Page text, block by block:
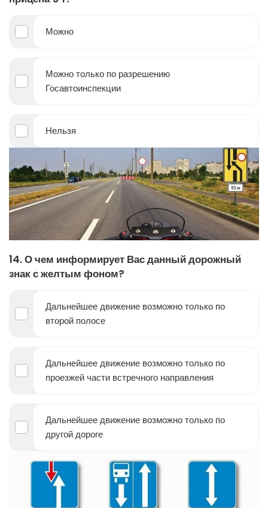
Можно
Можно только по разрешению
Госавтоинспекции
Нельзя
14. О чем информирует Вас данный дорожный
знак с желтым фоном?
Дальнейшее движение возможно только по
второй полосе
Дальнейшее движение возможно только по
проезжей части встречного направления
Дальнейшее движение возможно только по
другой дороге